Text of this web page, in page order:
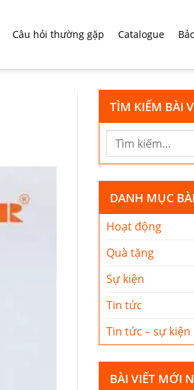
Câu hỏi thường gặp Catalogue
TÌM KIẾM BÀI
DANH MỤC
Hoạt động
Quà tặng
Sự kiện
Tin tức
Tin tức – sự kiện
BÀI VIẾT MỚI